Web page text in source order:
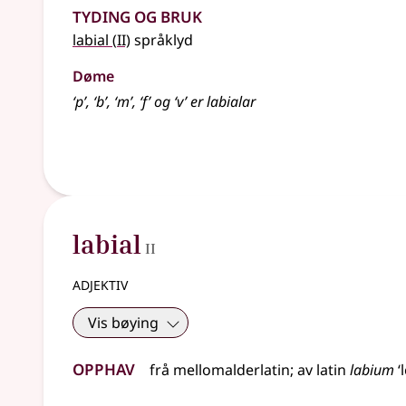
Tyding og bruk
labial (2
II)språklyd
Døme
‘p’, ‘b’, ‘m’, ‘f’ og ‘v’ er labialar
labial II
adjektiv
Vis bøying
Opphav frå mellomalderlatin; av latin labium